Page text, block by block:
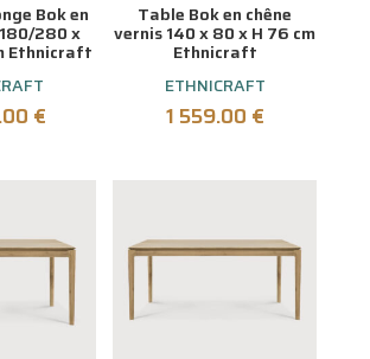
Bok en
280 x
Ethnicraft
€
Table Bok en chêne
vernis 140 x 80 x H 76 cm
Ethnicraft
ETHNICRAFT
1 559.00 €